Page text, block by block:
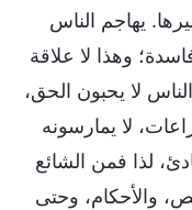
يهاجم الناس
وهذا لا علاقة
لا يحبون الحق،
لا يمارسونه
لذا فمن الشائع
والأحكام، وحتى